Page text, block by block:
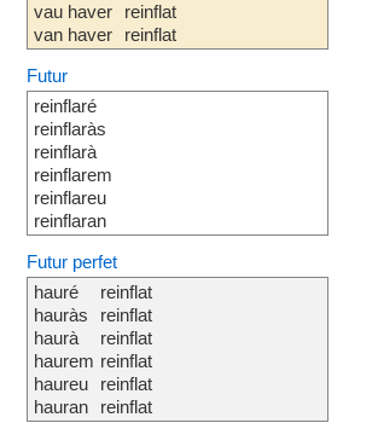
vau haver
van haver
reinflat
reinflat
Futur
reinflaré
reinflaràs
reinflarà
reinflarem
reinflareu
reinflaran
Futur perfet
hauré
hauràs
haurà
haurem
haureu
hauran
reinflat
reinflat
reinflat
reinflat
reinflat
reinflat